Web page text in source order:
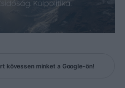
kövessen minket a Google-ön!